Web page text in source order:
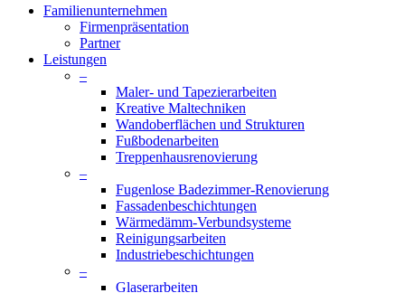
Close
Familienunternehmen
Firmenpräsentation
Partner
Leistungen
–
Maler- und Tapezierarbeiten
Kreative Maltechniken
Wandoberflächen und Strukturen
Fußbodenarbeiten
Treppenhausrenovierung
–
Fugenlose Badezimmer-Renovierung
Fassadenbeschichtungen
Wärmedämm-Verbundsysteme
Reinigungsarbeiten
Industriebeschichtungen
–
Glaserarbeiten